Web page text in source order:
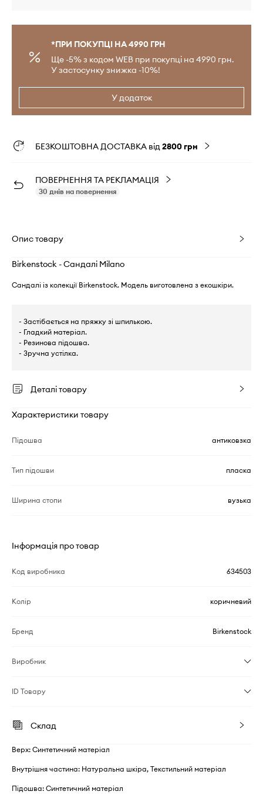
*ПРИ ПОКУПЦІ НА 4990 ГРН
Ще -5% з кодом WEB при покупці на 4990 грн.
У застосунку знижка -10%!
У додаток
БЕЗКОШТОВНА ДОСТАВКА від2800 грн
ПОВЕРНЕННЯ ТА РЕКЛАМАЦІЯ
30 днів на повернення
Опис товару
Birkenstock - Сандалі Milano
Сандалі із колекції Birkenstock. Модель виготовлена з екошкіри.
- Застібається на пряжку зі шпилькою.
- Гладкий матеріал.
- Резинова підошва.
- Зручна устілка.
Деталі товару
Характеристики товару
Підошва антиковзка
Тип підошви пласка
Ширина стопи вузька
Інформація про товар
Код виробника 634503
Колір коричневий
Бренд Birkenstock
Виробник
ID Товару
Склад
Верх: Синтетичний матеріал
Внутрішня частина: Натуральна шкіра, Текстильний матеріал
Підошва: Синтетичний матеріал